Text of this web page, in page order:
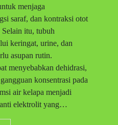
menjaga
saraf, dan kontraksi otot
Selain itu, tubuh
keringat, urine, dan
asupan rutin.
menyebabkan dehidrasi,
konsentrasi pada
air kelapa menjadi
elektrolit yang…